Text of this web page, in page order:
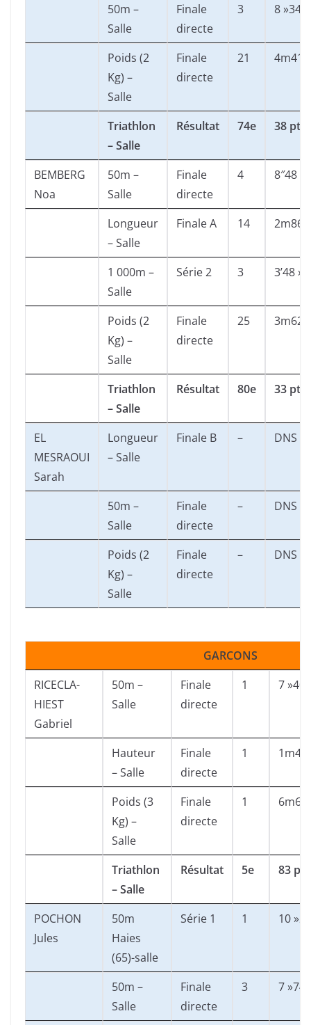
50m –
Salle
Finale
directe
3 8 »34
Poids (2
Kg) –
Salle
Finale
directe
21 4m41
Triathlon
– Salle
Résultat 74e 38 pts
BEMBERG
Noa
50m –
Salle
Finale
directe
4 8″48
Longueur
– Salle
Finale A 14 2m86
1 000m –
Salle
Série 2 3 3’48
Poids (2
Kg) –
Salle
Finale
directe
25 3m62
Triathlon
– Salle
Résultat 80e 33 pts
EL
MESRAOUI
Sarah
Longueur
– Salle
Finale B – DNS
50m –
Salle
Finale
directe
– DNS
Poids (2
Kg) –
Salle
Finale
directe
– DNS
GARCONS
RICECLA-
HIEST
Gabriel
50m –
Salle
Finale
directe
1 7 »40
Hauteur
– Salle
Finale
directe
1 1m41
Poids (3
Kg) –
Salle
Finale
directe
1 6m66
Triathlon
– Salle
Résultat 5e 83 pts
POCHON
Jules
50m
Haies
(65)-salle
Série 1 1 10 »22
50m –
Salle
Finale
directe
3 7 »74